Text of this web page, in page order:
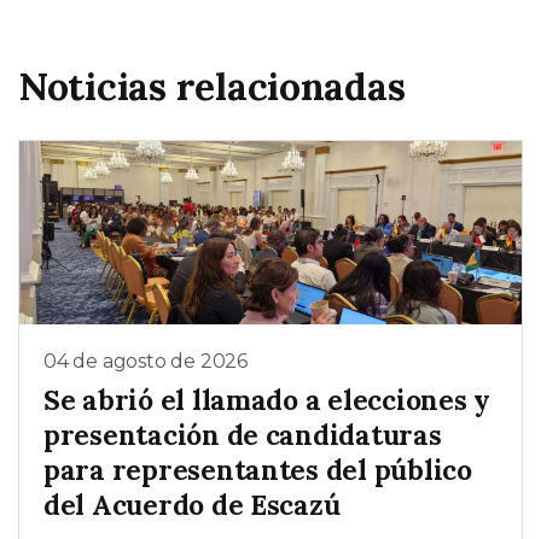
Noticias relacionadas
04 de agosto de 2026
Se abrió el llamado a elecciones y
presentación de candidaturas
para representantes del público
del Acuerdo de Escazú